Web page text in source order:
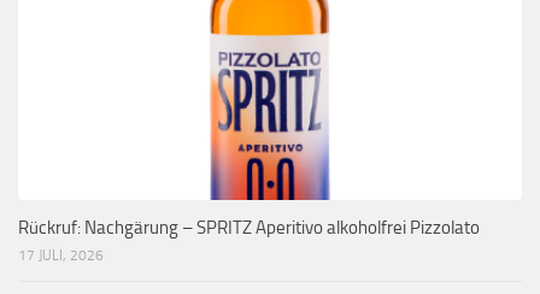
Rückruf: Nachgärung – SPRITZ Aperitivo alkoholfrei Pizzolato
17 JULI, 2026